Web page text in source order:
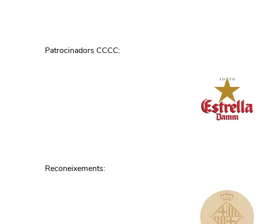
Patrocinadors CCCC:
Reconeixements: